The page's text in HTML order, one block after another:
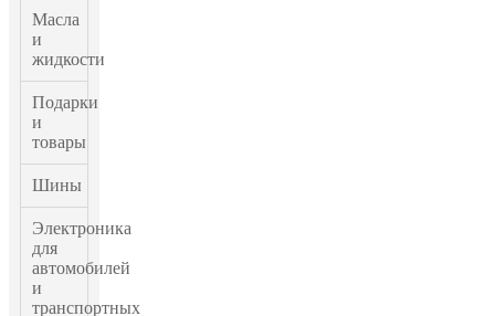
Масла
и
жидкости
Подарки
и
товары
Шины
Электроника
для
автомобилей
и
транспортных